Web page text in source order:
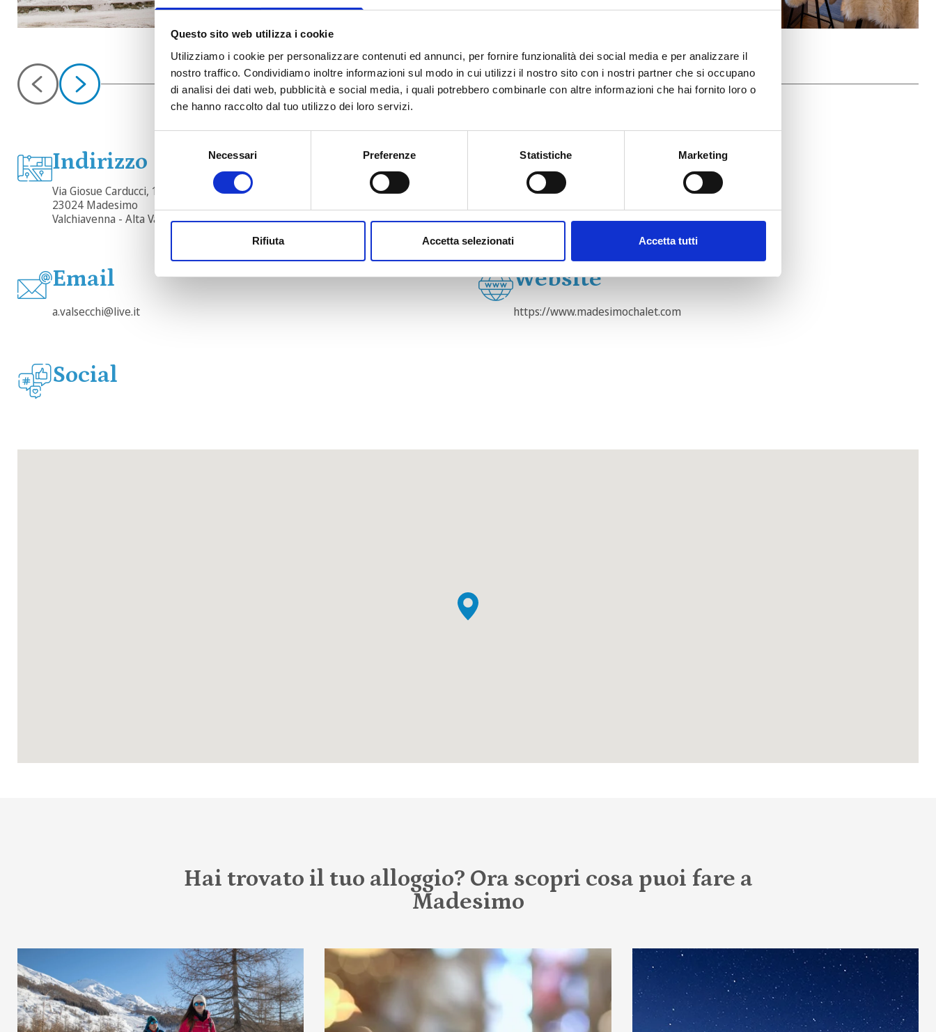
Questo sito web utilizza i cookie
Utilizziamo i cookie per personalizzare contenuti ed annunci, per fornire funzionalità dei social media e per analizzare il
nostro traffico. Condividiamo inoltre informazioni sul modo in cui utilizzi il nostro sito con i nostri partner che si occupano
di analisi dei dati web, pubblicità e social media, i quali potrebbero combinarle con altre informazioni che hai fornito loro o
che hanno raccolto dal tuo utilizzo dei loro servizi.
Necessari Preferenze Statistiche Marketing
Rifiuta Accetta selezionati Accetta tutti
Indirizzo
Via Giosue Carducci, 1
23024 Madesimo
Valchiavenna - Alta Valchiavenna
Telefono
Email
a.valsecchi@live.it
Website
https://www.madesimochalet.com
Social
Hai trovato il tuo alloggio? Ora scopri cosa puoi fare a
Madesimo